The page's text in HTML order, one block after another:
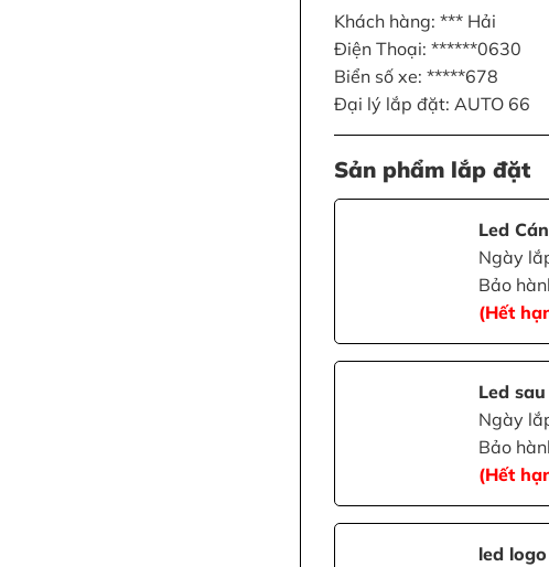
Khách hàng: *** Hải
Điện Thoại: ******0630
Biển số xe: *****678
Đại lý lắp đặt: AUTO 66
Sản phẩm lắp đặt
Led
Ngày
Bảo
(Hết
Led
Ngày
Bảo
(Hết
led